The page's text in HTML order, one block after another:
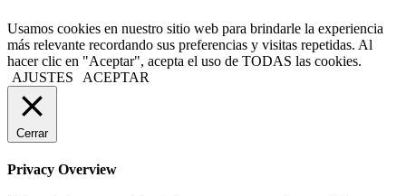
Usamos cookies en nuestro sitio web para brindarle la experiencia
más relevante recordando sus preferencias y visitas repetidas. Al
hacer clic en "Aceptar", acepta el uso de TODAS las cookies.
AJUSTES
ACEPTAR
Cerrar
Privacy Overview